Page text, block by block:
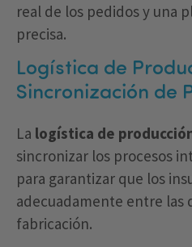
real de los pedidos y una
precisa.
Logística de
Sincronización de
La logística de
sincronizar los procesos
para garantizar que los
adecuadamente entre las
fabricación.